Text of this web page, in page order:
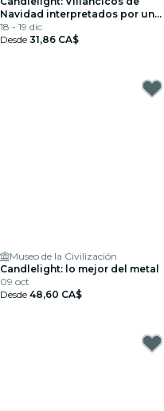
Navidad interpretados por un
conjunto de cuerdas
18 - 19 dic
Desde 31,86 CA$
Museo de la Civilización
Candlelight: lo mejor del metal
09 oct
Desde 48,60 CA$